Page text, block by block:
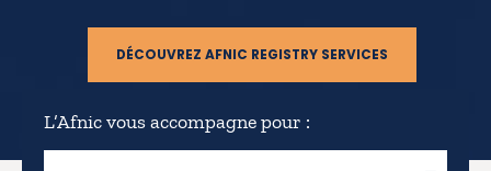
DÉCOUVREZ AFNIC REGISTRY SERVICES
L’Afnic vous accompagne pour :